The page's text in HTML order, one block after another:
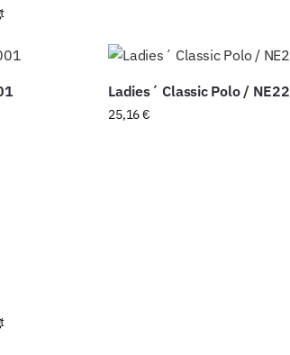
Ladies´ Classic Polo /
25,16€